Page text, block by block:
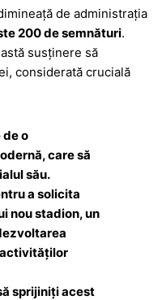
de administrația
200 de semnături.
susținere să
considerată crucială
de o
care să
său.
a solicita
nou stadion, un
sprijiniți acest